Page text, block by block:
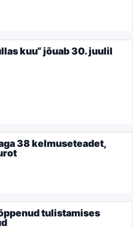
kuu“ jõuab 30. juulil
38 kelmuseteadet,
tulistamises